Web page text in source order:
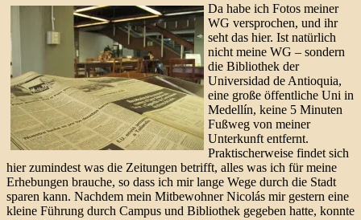
Da habe ich Fotos meiner
WG versprochen, und ihr
seht das hier. Ist natürlich
nicht meine WG – sondern
die Bibliothek der
Universidad de Antioquia,
eine große öffentliche Uni in
Medellín, keine 5 Minuten
Fußweg von meiner
Unterkunft entfernt.
Praktischerweise findet sich
hier zumindest was die Zeitungen betrifft, alles was ich für meine
Erhebungen brauche, so dass ich mir lange Wege durch die Stadt
sparen kann. Nachdem mein Mitbewohner Nicolás mir gestern eine
kleine Führung durch Campus und Bibliothek gegeben hatte, konnte